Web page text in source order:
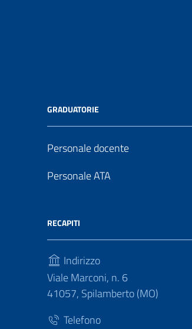
GRADUATORIE
Personale docente
Personale ATA
RECAPITI
Indirizzo
Viale Marconi, n. 6
41057, Spilamberto (MO)
Telefono